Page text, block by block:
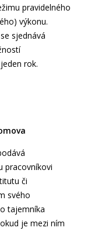
pravidelného
výkonu.
sjednává
rok.
pracovníkovi
či
svého
tajemníka
je mezi ním